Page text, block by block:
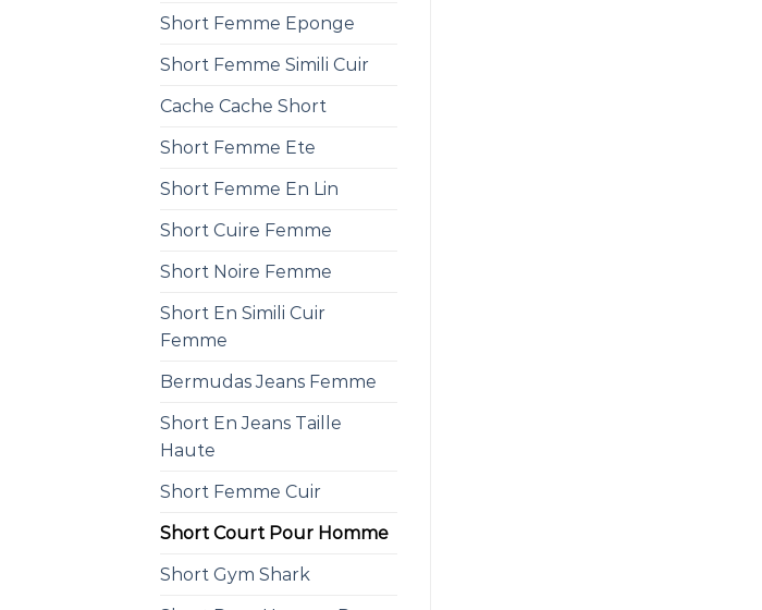
Short Femme Eponge
Short Femme Simili Cuir
Cache Cache Short
Short Femme Ete
Short Femme En Lin
Short Cuire Femme
Short Noire Femme
Short En Simili Cuir
Femme
Bermudas Jeans Femme
Short En Jeans Taille
Haute
Short Femme Cuir
Short Court Pour Homme
Short Gym Shark